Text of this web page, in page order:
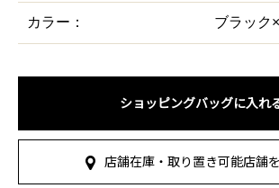
カラー： ブラック
ショッピングバッグに入れ
店舗在庫・取り置き可能店舗